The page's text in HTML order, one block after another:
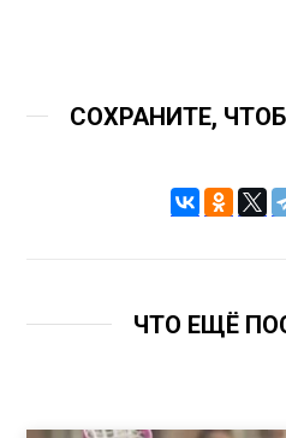
СОХРАНИТЕ,
ЧТО ЕЩЁ